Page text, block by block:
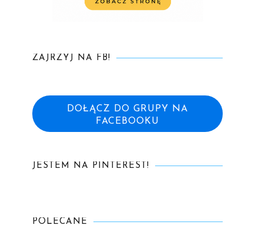
ZAJRZYJ NA FB!
DOŁĄCZ DO GRUPY NA
FACEBOOKU
JESTEM NA PINTEREST!
POLECANE